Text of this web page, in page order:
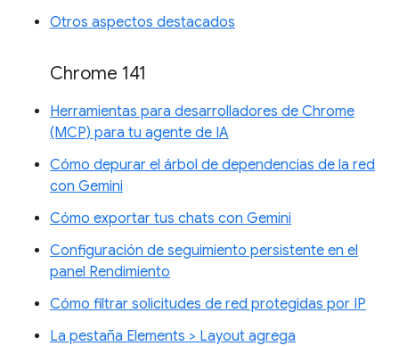
Otros aspectos destacados
Chrome 141
Herramientas para desarrolladores de Chrome
(MCP) para tu agente de IA
Cómo depurar el árbol de dependencias de la red
con Gemini
Cómo exportar tus chats con Gemini
Configuración de seguimiento persistente en el
panel Rendimiento
Cómo filtrar solicitudes de red protegidas por IP
La pestaña Elements > Layout agrega